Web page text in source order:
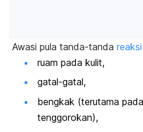
Awasi pula tanda-tanda
ruam pada kulit,
gatal-gatal,
bengkak (terutama
tenggorokan),